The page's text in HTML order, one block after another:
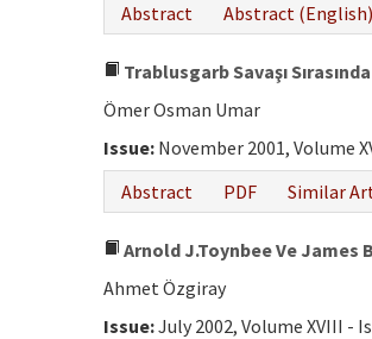
Abstract
Abstract (English)
Trablusgarb Savaşı
Ömer Osman Umar
Issue: November 2001, Volume
Abstract
PDF Similar
Arnold J.Toynbee Ve James
Ahmet Özgiray
Issue:July 2002, Volume XVIII -